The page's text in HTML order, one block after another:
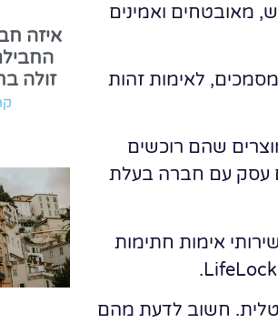
מאובטחים ואמינים
לאימות זהות
שהם רוכשים
עסק עם חברה בעלת
אימות חתימות
חשוב לדעת מהם
איזה
זולה